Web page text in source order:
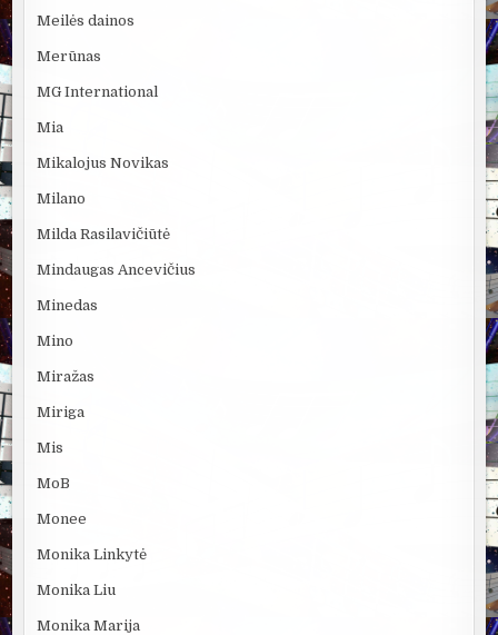
Meilės dainos
Merūnas
MG International
Mia
Mikalojus Novikas
Milano
Milda Rasilavičiūtė
Mindaugas Ancevičius
Minedas
Mino
Miražas
Miriga
Mis
MoB
Monee
Monika Linkytė
Monika Liu
Monika Marija